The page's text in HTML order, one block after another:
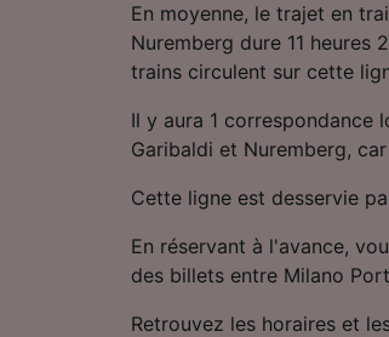
En moyenne, le trajet en
Nuremberg dure 11 heures
trains circulent sur cette
Il y aura 1 correspondance
Garibaldi et Nuremberg,
Cette ligne est desservie
En réservant à l'avance,
des billets entre Milano
Retrouvez les horaires et